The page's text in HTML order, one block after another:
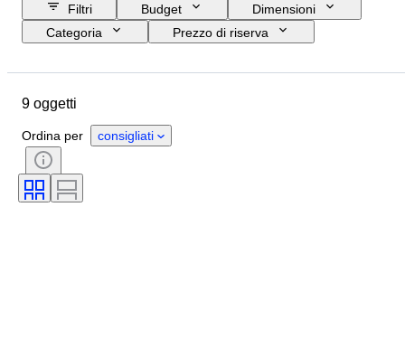
Filtri Budget
Dimensioni
Categoria
Prezzo di riserva
Condizioni
Formato della bottiglia
Regione vinicola
Denominazione del vino / Classificazione
Vitigni
9 oggetti
Ordina per consigliati